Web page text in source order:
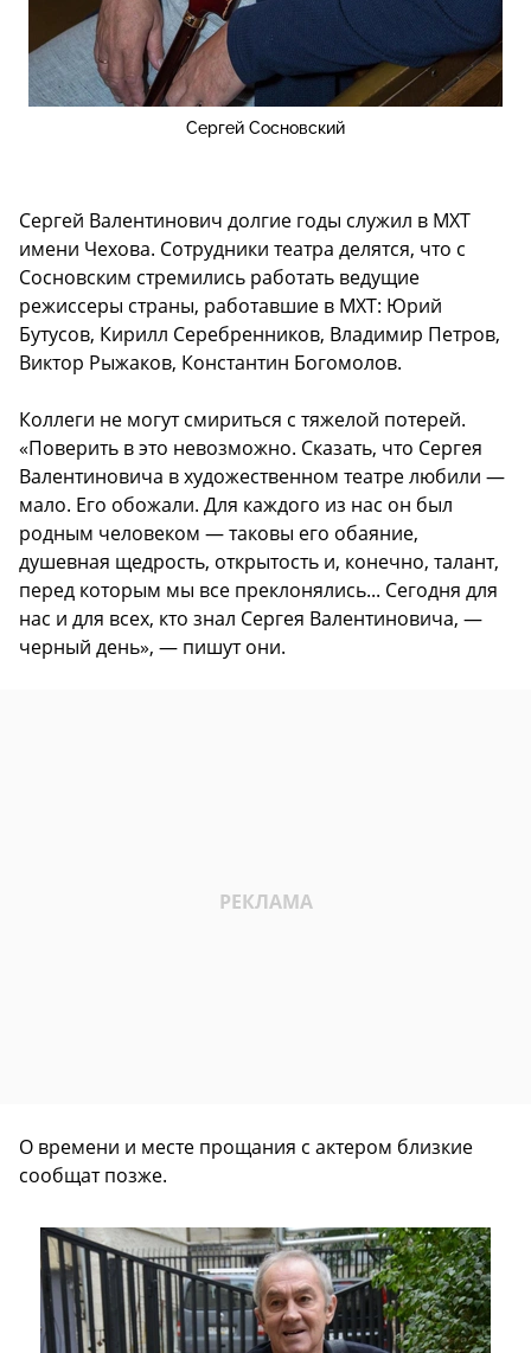
Сергей Сосновский
Сергей Валентинович долгие годы служил в МХТ
имени Чехова. Сотрудники театра делятся, что с
Сосновским стремились работать ведущие
режиссеры страны, работавшие в МХТ: Юрий
Бутусов, Кирилл Серебренников, Владимир Петров,
Виктор Рыжаков, Константин Богомолов.
Коллеги не могут смириться с тяжелой потерей.
«Поверить в это невозможно. Сказать, что Сергея
Валентиновича в художественном театре любили —
мало. Его обожали. Для каждого из нас он был
родным человеком — таковы его обаяние,
душевная щедрость, открытость и, конечно, талант,
перед которым мы все преклонялись... Сегодня для
нас и для всех, кто знал Сергея Валентиновича, —
черный день», — пишут они.
О времени и месте прощания с актером близкие
сообщат позже.